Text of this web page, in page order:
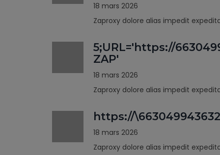
18 mars 2026
Zaproxy dolore alias impedit
5;URL='https://
ZAP'
18 mars 2026
Zaproxy dolore alias impedit
https://
18 mars 2026
Zaproxy dolore alias impedit